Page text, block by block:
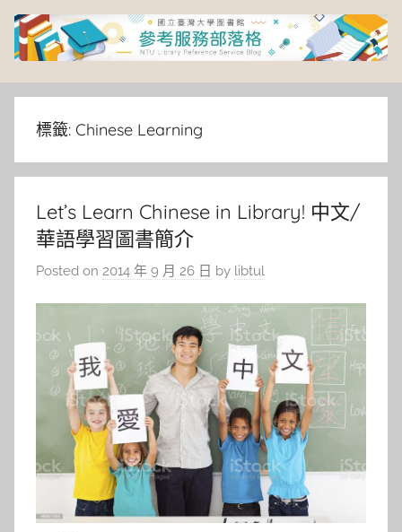
Skip
content
臺
灣
大
學
圖
書
考
標籤: Chinese Learning
Let’s Learn Chinese in Library! 中文/
華語學習圖書簡介
Posted on 2014 年 9 月 26 日 by libtul